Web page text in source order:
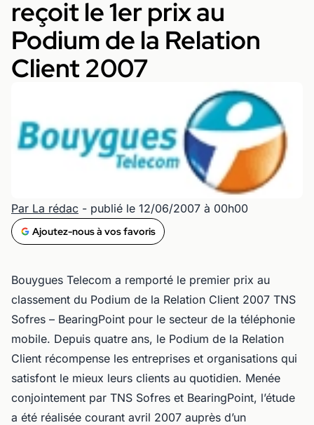
reçoit le 1er prix au
Podium de la Relation
Client 2007
Par La rédac - publié le 12/06/2007 à 00h00
Ajoutez-nous à vos favoris
Bouygues Telecom a remporté le premier prix au
classement du Podium de la Relation Client 2007 TNS
Sofres – BearingPoint pour le secteur de la téléphonie
mobile. Depuis quatre ans, le Podium de la Relation
Client récompense les entreprises et organisations qui
satisfont le mieux leurs clients au quotidien. Menée
conjointement par TNS Sofres et BearingPoint, l’étude
a été réalisée courant avril 2007 auprès d’un